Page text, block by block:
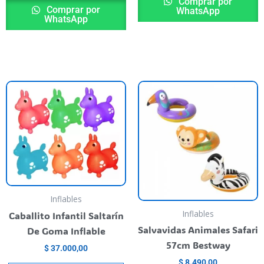
Comprar por
WhatsApp
WhatsApp
Inflables
Caballito Infantil Saltarín
De Goma Inflable
$37.000,00
This
product
options
may
chosen
Inflables
Salvavidas Animales Safari
57cm Bestway